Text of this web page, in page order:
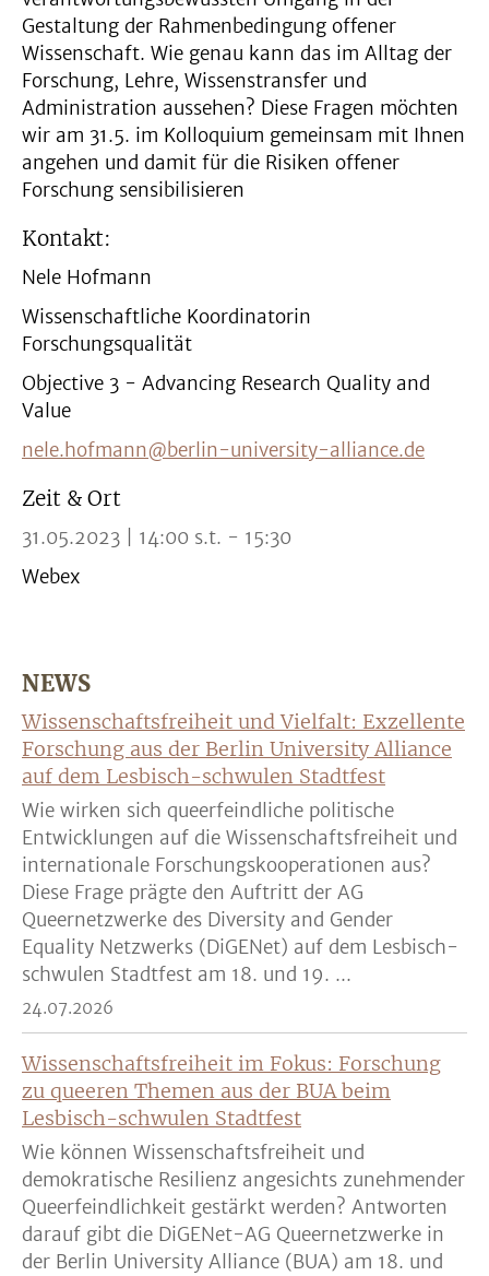
Gestaltung der Rahmenbedingung offener
Wissenschaft. Wie genau kann das im Alltag der
Forschung, Lehre, Wissenstransfer und
Administration aussehen? Diese Fragen möchten
wir am 31.5. im Kolloquium gemeinsam mit Ihnen
angehen und damit für die Risiken offener
Forschung sensibilisieren
Kontakt:
Nele Hofmann
Wissenschaftliche Koordinatorin
Forschungsqualität
Objective 3 - Advancing Research Quality and
Value
nele.hofmann@berlin-university-alliance.de
Zeit & Ort
31.05.2023 | 14:00 s.t. - 15:30
Webex
NEWS
Wissenschaftsfreiheit und Vielfalt: Exzellente
Forschung aus der Berlin University Alliance
auf dem Lesbisch-schwulen Stadtfest
Wie wirken sich queerfeindliche politische
Entwicklungen auf die Wissenschaftsfreiheit und
internationale Forschungskooperationen aus?
Diese Frage prägte den Auftritt der AG
Queernetzwerke des Diversity and Gender
Equality Netzwerks (DiGENet) auf dem Lesbisch-
schwulen Stadtfest am 18. und 19. ...
24.07.2026
Wissenschaftsfreiheit im Fokus: Forschung
zu queeren Themen aus der BUA beim
Lesbisch-schwulen Stadtfest
Wie können Wissenschaftsfreiheit und
demokratische Resilienz angesichts zunehmender
Queerfeindlichkeit gestärkt werden? Antworten
darauf gibt die DiGENet-AG Queernetzwerke in
der Berlin University Alliance (BUA) am 18. und